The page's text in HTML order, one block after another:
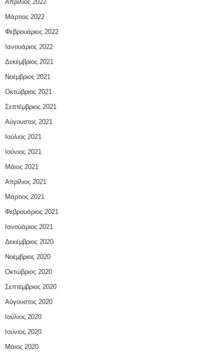
Απρίλιος 2022
Μάρτιος 2022
Φεβρουάριος 2022
Ιανουάριος 2022
Δεκέμβριος 2021
Νοέμβριος 2021
Οκτώβριος 2021
Σεπτέμβριος 2021
Αύγουστος 2021
Ιούλιος 2021
Ιούνιος 2021
Μάιος 2021
Απρίλιος 2021
Μάρτιος 2021
Φεβρουάριος 2021
Ιανουάριος 2021
Δεκέμβριος 2020
Νοέμβριος 2020
Οκτώβριος 2020
Σεπτέμβριος 2020
Αύγουστος 2020
Ιούλιος 2020
Ιούνιος 2020
Μάιος 2020